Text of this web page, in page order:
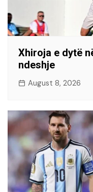
Xhiroja e dytë
ndeshje
August 8, 2026